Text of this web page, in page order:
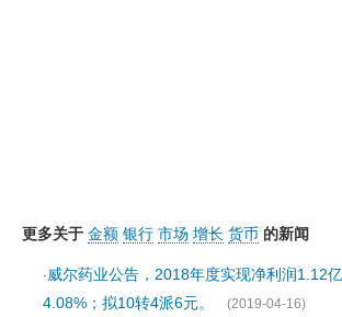
更多关于 金额 银行 市场 增长 货币 的新闻
· 威尔药业公告，2018年度实现净利润1.12
4.08%；拟10转4派6元。
(2019-04-16)